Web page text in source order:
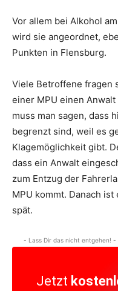
Vor allem bei Alkohol
wird sie angeordnet,
Punkten in Flensburg.
Viele Betroffene fragen
einer MPU einen
muss man sagen, dass
begrenzt sind, weil es
Klagemöglichkeit gibt.
dass ein Anwalt
zum Entzug der
MPU kommt. Danach
spät.
- Lass Dir das nicht entgehen!
Jetzt